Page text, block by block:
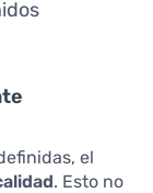
el
. Esto no